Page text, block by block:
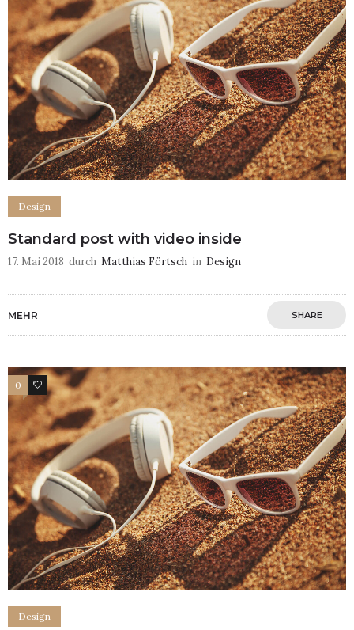
Design
Standard post with video inside
17. Mai 2018 durch Matthias Förtsch in Design
MEHR SHARE
0 21
Design